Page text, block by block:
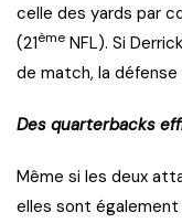
celle des yards par
(21ème NFL). Si
de match, la
Des quarterbacks
Même si les deux
elles sont également